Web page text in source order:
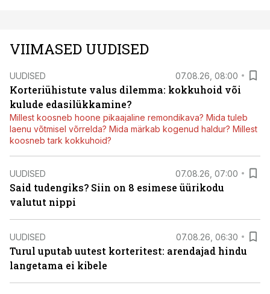
VIIMASED UUDISED
UUDISED 07.08.26, 08:00
Korteriühistute valus dilemma: kokkuhoid või
kulude edasilükkamine?
Millest koosneb hoone pikaajaline remondikava? Mida tuleb
laenu võtmisel võrrelda? Mida märkab kogenud haldur? Millest
koosneb tark kokkuhoid?
UUDISED 07.08.26, 07:00
Said tudengiks? Siin on 8 esimese üürikodu
valutut nippi
UUDISED 07.08.26, 06:30
Turul uputab uutest korteritest: arendajad hindu
langetama ei kibele